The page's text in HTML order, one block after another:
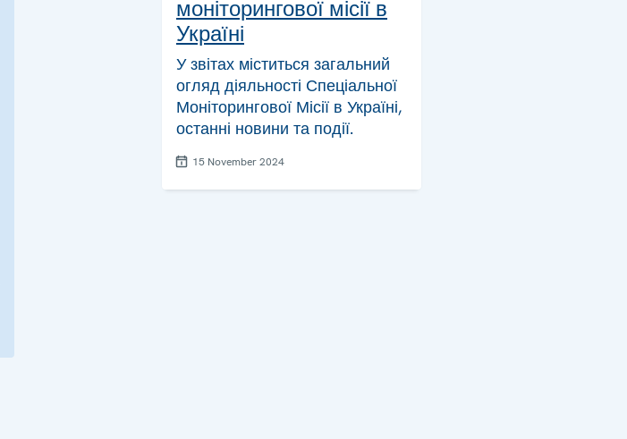
моніторингової місії в
Україні
У звітах міститься загальний
огляд діяльності Спеціальної
Моніторингової Місії в Україні,
останні новини та події.
15 November 2024